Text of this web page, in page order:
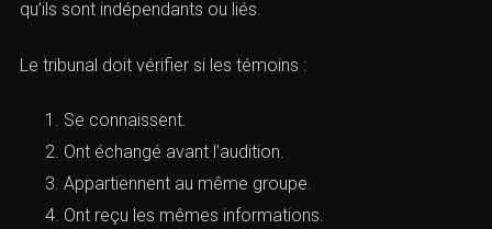
A. Une condition essentielle
Le tribunal doit vérifier si les témoins :